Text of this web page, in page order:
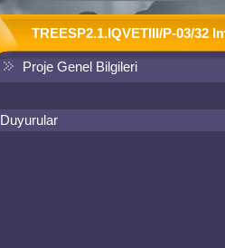
TREESP2.1.IQVETIII/P-03/32
Proje Genel Bilgileri
Duyurular